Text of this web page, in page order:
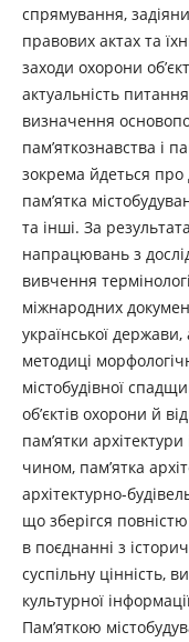
спрямування,
правових актах та
заходи охорони
актуальність
визначення
пам’яткознавства і
зокрема йдеться про
пам’ятка
та інші. За
напрацювань з
вивчення
міжнародних
української
методиці
містобудівної
об’єктів охорони й
пам’ятки
чином, пам’ятка
архітектурно-
що зберігся
в поєднанні з
суспільну цінність,
культурної
Пам’яткою